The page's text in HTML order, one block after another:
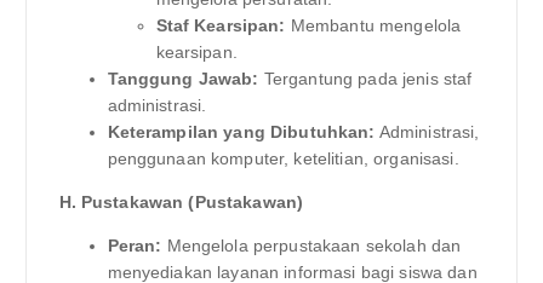
Staf Kearsipan: Membantu mengelola
kearsipan.
Tanggung Jawab: Tergantung pada jenis staf
administrasi.
Keterampilan yang Dibutuhkan: Administrasi,
penggunaan komputer, ketelitian, organisasi.
H. Pustakawan (Pustakawan)
Peran: Mengelola perpustakaan sekolah dan
menyediakan layanan informasi bagi siswa dan